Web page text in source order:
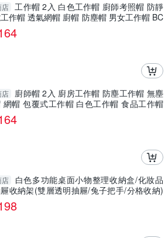
店 工作帽 2入 白色工作帽 廚師考照帽 防靜
作帽 透氣網帽 廚帽 防塵帽 男女工作帽 BC
店
廚師帽 2入 廚房工作帽 防塵工作帽 無塵
網帽 包覆式工作帽 白色工作帽 食品工作帽
店
白色多功能桌面小物整理收納盒/化妝品
收納架(雙層透明抽屜/兔子把手/分格收納)
】